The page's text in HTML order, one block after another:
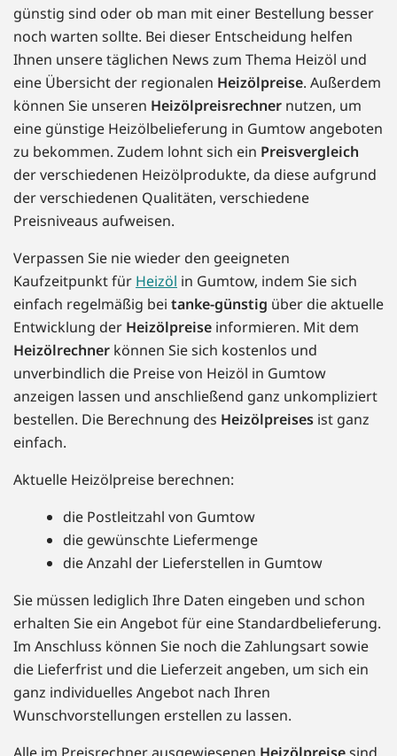
günstig sind oder ob man mit einer Bestellung besser
noch warten sollte. Bei dieser Entscheidung helfen
Ihnen unsere täglichen News zum Thema Heizöl und
eine Übersicht der regionalen Heizölpreise. Außerdem
können Sie unseren Heizölpreisrechner nutzen, um
eine günstige Heizölbelieferung in Gumtow angeboten
zu bekommen. Zudem lohnt sich ein Preisvergleich
der verschiedenen Heizölprodukte, da diese aufgrund
der verschiedenen Qualitäten, verschiedene
Preisniveaus aufweisen.
Verpassen Sie nie wieder den geeigneten
Kaufzeitpunkt für Heizöl in Gumtow, indem Sie sich
einfach regelmäßig bei tanke-günstig über die aktuelle
Entwicklung der Heizölpreise informieren. Mit dem
Heizölrechner können Sie sich kostenlos und
unverbindlich die Preise von Heizöl in Gumtow
anzeigen lassen und anschließend ganz unkompliziert
bestellen. Die Berechnung des Heizölpreises ist ganz
einfach.
Aktuelle Heizölpreise berechnen:
die Postleitzahl von Gumtow
die gewünschte Liefermenge
die Anzahl der Lieferstellen in Gumtow
Sie müssen lediglich Ihre Daten eingeben und schon
erhalten Sie ein Angebot für eine Standardbelieferung.
Im Anschluss können Sie noch die Zahlungsart sowie
die Lieferfrist und die Lieferzeit angeben, um sich ein
ganz individuelles Angebot nach Ihren
Wunschvorstellungen erstellen zu lassen.